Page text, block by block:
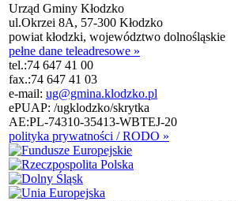
Urząd Gminy Kłodzko
ul.Okrzei 8A, 57-300 Kłodzko
powiat kłodzki, województwo dolnośląskie
pełne dane teleadresowe »
tel.:74 647 41 00
fax.:74 647 41 03
e-mail: ug@gmina.klodzko.pl
ePUAP: /ugklodzko/skrytka
AE:PL-74310-35413-WBTEJ-20
polityka prywatności / RODO »